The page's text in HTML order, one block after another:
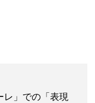
レ」での「表現